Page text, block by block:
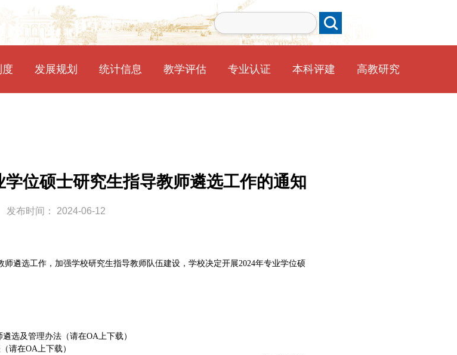
发展规划 统计信息 教学评估 专业认证 本科评建 高教研究
位硕士研究生指导教师遴选工作的通知
发布时间： 2024-06-12
遴选工作，加强学校研究生指导教师队伍建设，学校决定开展2024年专业学位硕
选及管理办法（请在OA上下载）
请在OA上下载）